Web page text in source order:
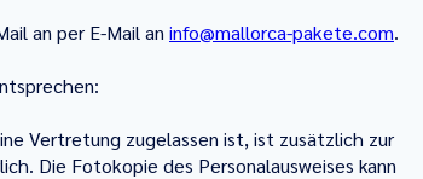
an per E-Mail an info@mallorca-pakete.com.
Vertretung zugelassen ist, ist zusätzlich zur
Die Fotokopie des Personalausweises kann